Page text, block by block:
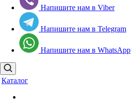
Напишите нам в Viber
Напишите нам в Telegram
Напишите нам в WhatsApp
Каталог